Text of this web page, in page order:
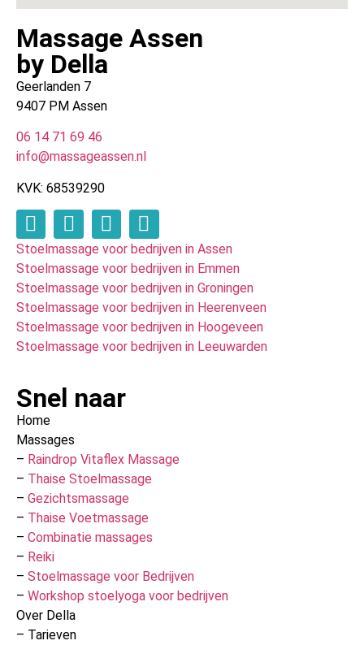
Massage Assen
by Della
Geerlanden 7
9407 PM Assen
06 14 71 69 46
info@massageassen.nl
KVK: 68539290
Stoelmassage voor bedrijven in Assen
Stoelmassage voor bedrijven in Emmen
Stoelmassage voor bedrijven in Groningen
Stoelmassage voor bedrijven in Heerenveen
Stoelmassage voor bedrijven in Hoogeveen
Stoelmassage voor bedrijven in Leeuwarden
Snel naar
Home
Massages
– Raindrop Vitaflex Massage
– Thaise Stoelmassage
– Gezichtsmassage
– Thaise Voetmassage
– Combinatie massages
– Reiki
– Stoelmassage voor Bedrijven
– Workshop stoelyoga voor bedrijven
Over Della
– Tarieven